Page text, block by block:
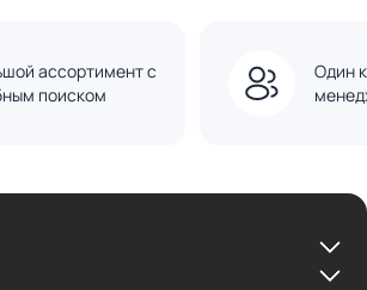
ассортимент с
поиском
Один